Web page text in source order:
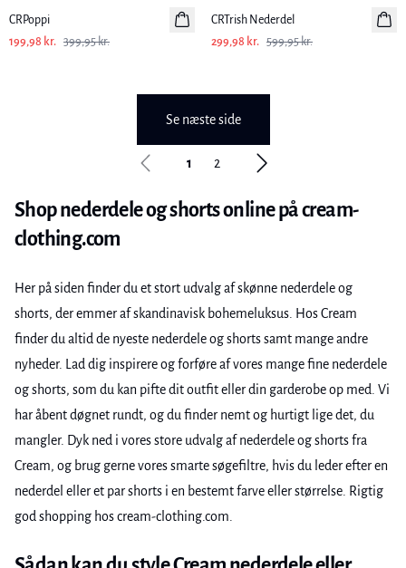
CRPoppi
199,98 kr. 399,95 kr.
CRTrish Nederdel
299,98 kr. 599,95 kr.
Se næste side
1 2
Shop nederdele og shorts online på cream-
clothing.com
Her på siden finder du et stort udvalg af skønne nederdele og
shorts, der emmer af skandinavisk bohemeluksus. Hos Cream
finder du altid de nyeste nederdele og shorts samt mange andre
nyheder. Lad dig inspirere og forføre af vores mange fine nederdele
og shorts, som du kan pifte dit outfit eller din garderobe op med. Vi
har åbent døgnet rundt, og du finder nemt og hurtigt lige det, du
mangler. Dyk ned i vores store udvalg af nederdele og shorts fra
Cream, og brug gerne vores smarte søgefiltre, hvis du leder efter en
nederdel eller et par shorts i en bestemt farve eller størrelse. Rigtig
god shopping hos cream-clothing.com.